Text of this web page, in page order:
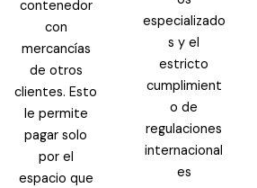
contenedor
con
mercancías
de otros
clientes. Esto
le permite
pagar solo
por el
espacio que
especializado
s y el
estricto
cumplimient
o de
regulaciones
internacional
es